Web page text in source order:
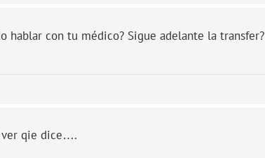
hablar con tu médico? Sigue adelante la transfer?
ver qie dice….